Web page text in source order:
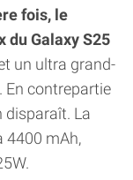
fois, le
du Galaxy S25
un ultra grand-
En contrepartie
disparaît. La
4400 mAh,